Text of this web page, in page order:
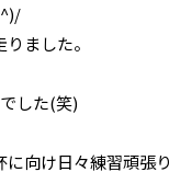
ました。
した(笑)
に向け日々練習頑張